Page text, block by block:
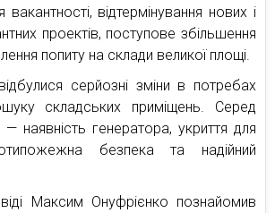
відтермінування нових і
проектів, поступове збільшення
попиту на склади великої площі.
серйозні зміни в потребах
складських приміщень. Серед
наявність генератора, укриття для
безпека та надійний
Максим Онуфрієнко познайомив